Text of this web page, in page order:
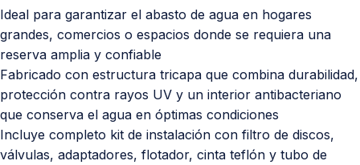
Ideal para garantizar el abasto de agua en hogares
grandes, comercios o espacios donde se requiera una
reserva amplia y confiable
Fabricado con estructura tricapa que combina durabilidad,
protección contra rayos UV y un interior antibacteriano
que conserva el agua en óptimas condiciones
Incluye completo kit de instalación con filtro de discos,
válvulas, adaptadores, flotador, cinta teflón y tubo de